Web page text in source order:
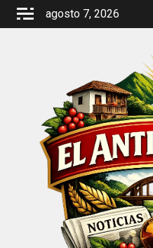
Saltar
agosto 7, 2026